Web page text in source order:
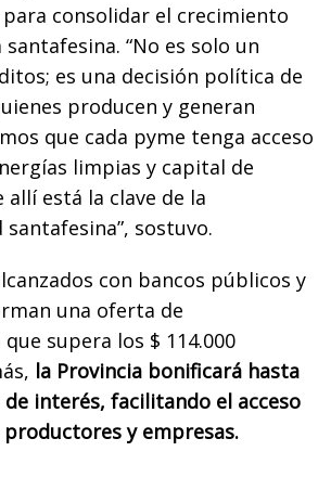
consolidar el crecimiento
“No es solo un
es una decisión política de
producen y generan
que cada pyme tenga acceso
limpias y capital de
está la clave de la
sostuvo.
con bancos públicos y
una oferta de
supera los $ 114.000
la Provincia bonificará hasta
de interés, facilitando el acceso
y empresas.